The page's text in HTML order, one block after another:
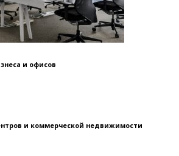
и офисов
и коммерческой недвижимости